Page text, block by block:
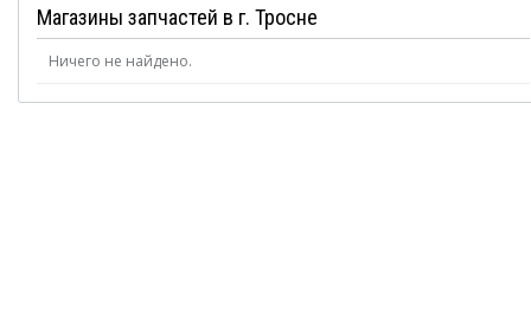
Магазины запчастей в г. Тросне
Ничего не найдено.